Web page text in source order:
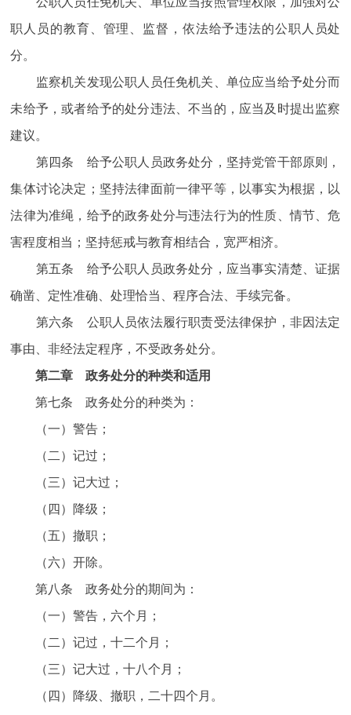
职人员的教育、管理、监督，依法给予违法的公职人员处
分。
监察机关发现公职人员任免机关、单位应当给予处分而
未给予，或者给予的处分违法、不当的，应当及时提出监察
建议。
第四条 给予公职人员政务处分，坚持党管干部原则，
集体讨论决定；坚持法律面前一律平等，以事实为根据，以
法律为准绳，给予的政务处分与违法行为的性质、情节、危
害程度相当；坚持惩戒与教育相结合，宽严相济。
第五条 给予公职人员政务处分，应当事实清楚、证据
确凿、定性准确、处理恰当、程序合法、手续完备。
第六条 公职人员依法履行职责受法律保护，非因法定
事由、非经法定程序，不受政务处分。
第二章 政务处分的种类和适用
第七条 政务处分的种类为：
（一）警告；
（二）记过；
（三）记大过；
（四）降级；
（五）撤职；
（六）开除。
第八条 政务处分的期间为：
（一）警告，六个月；
（二）记过，十二个月；
（三）记大过，十八个月；
（四）降级、撤职，二十四个月。